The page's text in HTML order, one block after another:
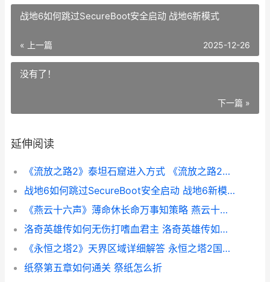
战地6如何跳过SecureBoot安全启动 战地6新模式
« 上一篇 2025-12-26
没有了！
下一篇 »
延伸阅读
《流放之路2》泰坦石窟进入方式 《流放之路2》手游
战地6如何跳过SecureBoot安全启动 战地6新模式
《燕云十六声》薄命休长命万事知策略 燕云十六声手游下载官方
洛奇英雄传如何无伤打嗜血君主 洛奇英雄传如何用卡刀攻击
《永恒之塔2》天界区域详细解答 永恒之塔2国服上线时间
纸祭第五章如何通关 祭纸怎么折